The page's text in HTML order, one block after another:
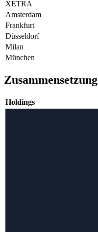
XETRA
Amsterdam
Frankfurt
Düsseldorf
Milan
München
Zusammensetzung
Holdings